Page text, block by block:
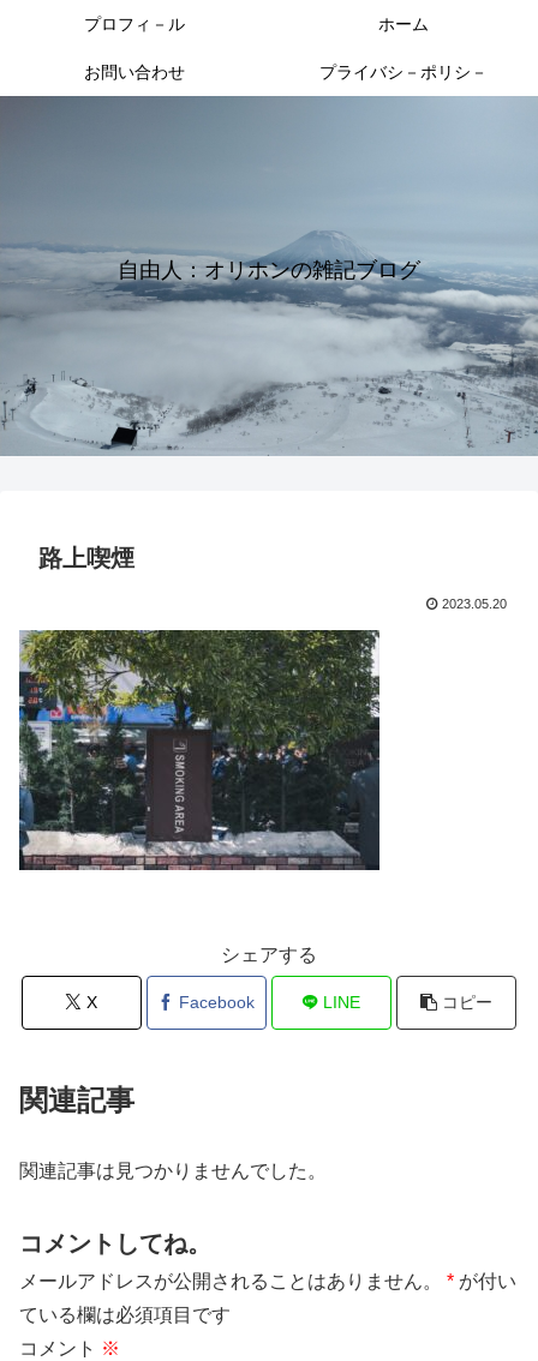
自由人：オリホンの雑記ブログ
プロフィ－ル ホーム
お問い合わせ プライバシ－ポリシ－
路上喫煙
2023.05.20
シェアする
X Facebook LINE コピー
関連記事
関連記事は見つかりませんでした。
コメントしてね。
メールアドレスが公開されることはありません。 * が付い
ている欄は必須項目です
コメント ※